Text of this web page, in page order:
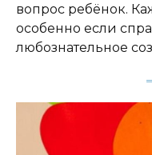
вопрос ребёнок.
особенно если
любознательное